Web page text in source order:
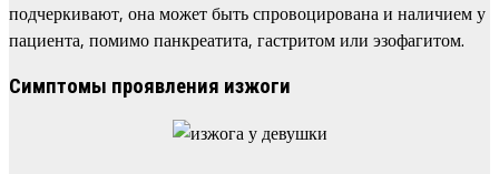
подчеркивают, она может быть спровоцирована и наличием у
пациента, помимо панкреатита, гастритом или эзофагитом.
Симптомы проявления изжоги